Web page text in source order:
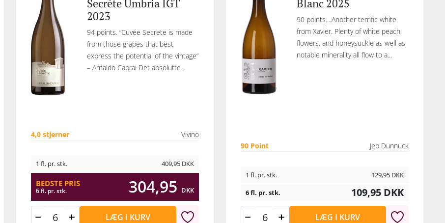
Secrète Umbria IGT
2023
94 points. “Cuvée Secrete is made
from those grapes that best
express the potential of the vintage”
– Arnaldo Caprai Det absolutte...
4,0 stjerner Vivino
1 fl. pr. stk. 409,95 DKK
BEDSTE PRIS
6 fl. pr. stk. 304,95 DKK
LÆG I KURV
Blanc 2025
90 points....Another terrific white
from Xavier. Plenty of white peach,
flowers, and honeysuckle as well as
notable minerality all flow to a...
90 Point Jeb Dunnuck
1 fl. pr. stk. 129,95 DKK
6 fl. pr. stk.
109,95 DKK
LÆG I KURV